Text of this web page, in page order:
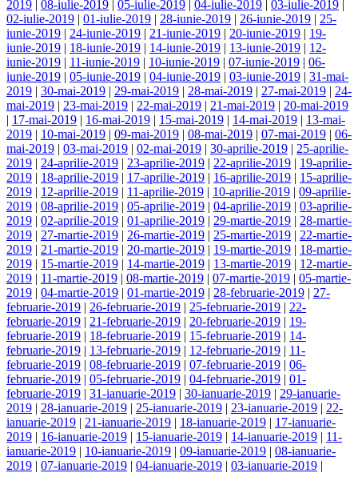
2019 | 08-iulie-2019 | 05-iulie-2019 | 04-iulie-2019 | 03-iulie-2019 |
02-iulie-2019 | 01-iulie-2019 | 28-iunie-2019 | 26-iunie-2019 | 25-
iunie-2019 | 24-iunie-2019 | 21-iunie-2019 | 20-iunie-2019 | 19-
iunie-2019 | 18-iunie-2019 | 14-iunie-2019 | 13-iunie-2019 | 12-
iunie-2019 | 11-iunie-2019 | 10-iunie-2019 | 07-iunie-2019 | 06-
iunie-2019 | 05-iunie-2019 | 04-iunie-2019 | 03-iunie-2019 | 31-mai-
2019 | 30-mai-2019 | 29-mai-2019 | 28-mai-2019 | 27-mai-2019 | 24-
mai-2019 | 23-mai-2019 | 22-mai-2019 | 21-mai-2019 | 20-mai-2019
| 17-mai-2019 | 16-mai-2019 | 15-mai-2019 | 14-mai-2019 | 13-mai-
2019 | 10-mai-2019 | 09-mai-2019 | 08-mai-2019 | 07-mai-2019 | 06-
mai-2019 | 03-mai-2019 | 02-mai-2019 | 30-aprilie-2019 | 25-aprilie-
2019 | 24-aprilie-2019 | 23-aprilie-2019 | 22-aprilie-2019 | 19-aprilie-
2019 | 18-aprilie-2019 | 17-aprilie-2019 | 16-aprilie-2019 | 15-aprilie-
2019 | 12-aprilie-2019 | 11-aprilie-2019 | 10-aprilie-2019 | 09-aprilie-
2019 | 08-aprilie-2019 | 05-aprilie-2019 | 04-aprilie-2019 | 03-aprilie-
2019 | 02-aprilie-2019 | 01-aprilie-2019 | 29-martie-2019 | 28-martie-
2019 | 27-martie-2019 | 26-martie-2019 | 25-martie-2019 | 22-martie-
2019 | 21-martie-2019 | 20-martie-2019 | 19-martie-2019 | 18-martie-
2019 | 15-martie-2019 | 14-martie-2019 | 13-martie-2019 | 12-martie-
2019 | 11-martie-2019 | 08-martie-2019 | 07-martie-2019 | 05-martie-
2019 | 04-martie-2019 | 01-martie-2019 | 28-februarie-2019 | 27-
februarie-2019 | 26-februarie-2019 | 25-februarie-2019 | 22-
februarie-2019 | 21-februarie-2019 | 20-februarie-2019 | 19-
februarie-2019 | 18-februarie-2019 | 15-februarie-2019 | 14-
februarie-2019 | 13-februarie-2019 | 12-februarie-2019 | 11-
februarie-2019 | 08-februarie-2019 | 07-februarie-2019 | 06-
februarie-2019 | 05-februarie-2019 | 04-februarie-2019 | 01-
februarie-2019 | 31-ianuarie-2019 | 30-ianuarie-2019 | 29-ianuarie-
2019 | 28-ianuarie-2019 | 25-ianuarie-2019 | 23-ianuarie-2019 | 22-
ianuarie-2019 | 21-ianuarie-2019 | 18-ianuarie-2019 | 17-ianuarie-
2019 | 16-ianuarie-2019 | 15-ianuarie-2019 | 14-ianuarie-2019 | 11-
ianuarie-2019 | 10-ianuarie-2019 | 09-ianuarie-2019 | 08-ianuarie-
2019 | 07-ianuarie-2019 | 04-ianuarie-2019 | 03-ianuarie-2019 |